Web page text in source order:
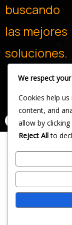
buscando
las mejores
soluciones.
We respect
Cookies help
content, and
allow by clicking
Reject Allto